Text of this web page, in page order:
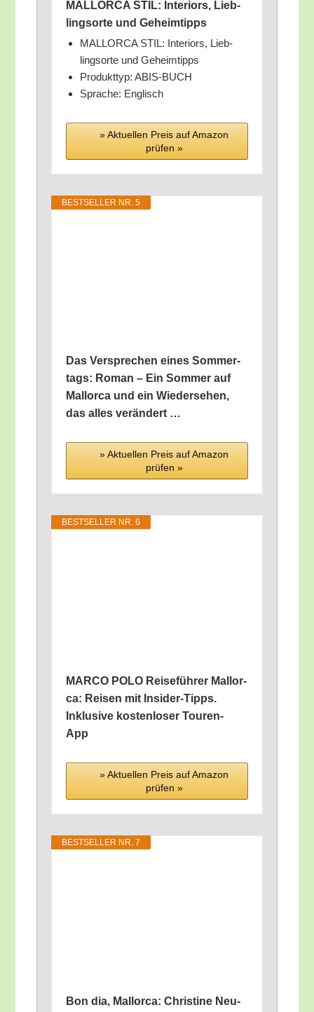
MALLORCA STIL: Inte­ri­ors, Lieb­
lings­or­te und Geheimtipps
MALLORCA STIL: Inte­ri­ors, Lieb­
lings­or­te und Geheimtipps
Pro­dukt­typ: ABIS-BUCH
Spra­che: Englisch
» Aktu­el­len Preis auf Ama­zon
prü­fen »
BEST­SEL­LER NR. 5
Das Ver­spre­chen eines Som­mer­
tags: Roman – Ein Som­mer auf
Mal­lor­ca und ein Wie­der­se­hen,
das alles verändert …
» Aktu­el­len Preis auf Ama­zon
prü­fen »
BEST­SEL­LER NR. 6
MARCO POLO Rei­se­füh­rer Mal­lor­
ca: Rei­sen mit Insi­der-Tipps.
Inklu­si­ve kos­ten­lo­ser Touren-
App
» Aktu­el­len Preis auf Ama­zon
prü­fen »
BEST­SEL­LER NR. 7
Bon dia, Mal­lor­ca: Chris­ti­ne Neu­